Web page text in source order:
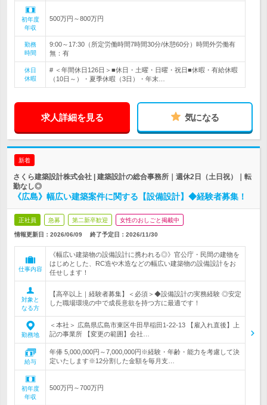
初年度
年収
500万円～800万円
勤務
時間
9:00～17:30（所定労働時間7時間30分/休憩60分）時間外労働有
無：有
休日
休暇
# ＜年間休日126日＞■休日・土曜・日曜・祝日■休暇・有給休暇
（10日～）・夏季休暇（3日）・年末…
求人詳細を見る 気になる
新着
さくら建築設計株式会社 | 建築設計の総合事務所｜週休2日（土日祝）｜転
勤なし◎
《広島》幅広い建築案件に関する【設備設計】◆経験者募集！
正社員 急募 第二新卒歓迎 女性のおしごと掲載中
情報更新日：2026/06/09 終了予定日： 2026/11/30
仕事内容
《幅広い建築物の設備設計に携われる◎》官公庁・民間の建物を
はじめとした、RC造や木造などの幅広い建築物の設備設計をお
任せします！
対象と
なる方
【高卒以上｜経験者募集】＜必須＞◆設備設計の実務経験 ◎安定
した職場環境の中で成長意欲を持つ方に最適です！
勤務地
＜本社＞ 広島県広島市東区牛田早稲田1-22-13 【雇入れ直後】上
記の事業所 【変更の範囲】会社…
給与
年俸 5,000,000円～7,000,000円※経験・年齢・能力を考慮して決
定いたします※12分割した金額を毎月支…
初年度
年収
500万円～700万円